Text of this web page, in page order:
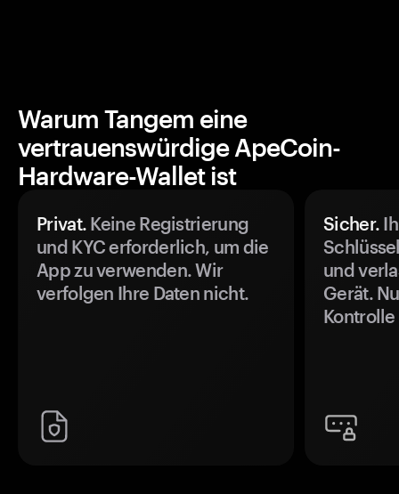
Warum Tangem eine
vertrauenswürdige ApeCoin-
Hardware-Wallet ist
Privat. Keine Registrierung
und KYC erforderlich, um die
App zu verwenden. Wir
verfolgen Ihre Daten nicht.
Sicher.
und
Gerät.